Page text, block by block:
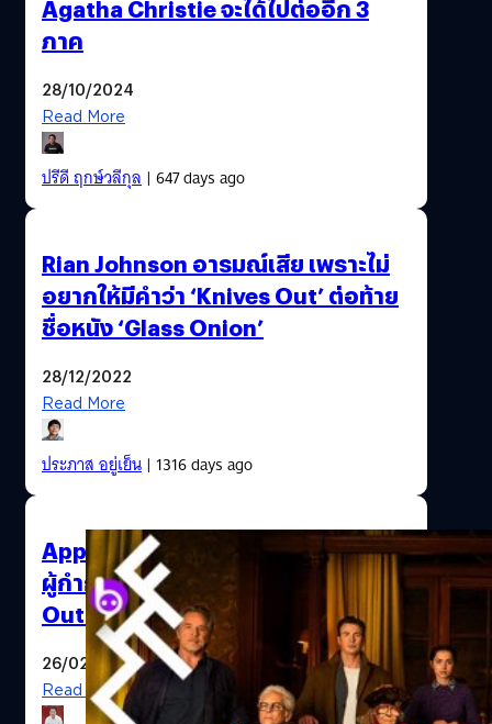
Agatha Christie จะได้ไปต่ออีก 3
ภาค
28/10/2024
Read More
ปรีดี ฤกษ์วลีกุล| 647 days ago
Rian Johnson อารมณ์เสีย เพราะไม่
อยากให้มีคำว่า ‘Knives Out’ ต่อท้าย
ชื่อหนัง ‘Glass Onion’
28/12/2022
Read More
ประภาส อยู่เย็น| 1316 days ago
Apple สั่งห้าม “ตัวร้าย” ถือ iPhone!
ผู้กำกับ Rian Johnson แห่ง Knives
Out เผยความลับ
26/02/2020
Read More